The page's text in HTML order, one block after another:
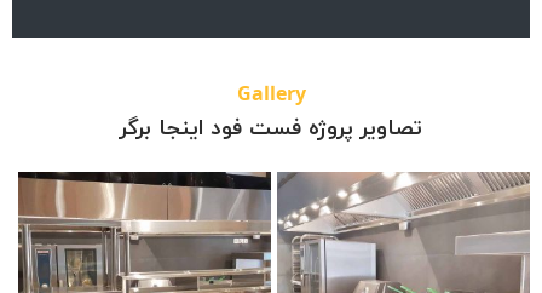
Gallery
تصاویر پروژه فست فود اینجا برگر
فست فود اینجا برگر